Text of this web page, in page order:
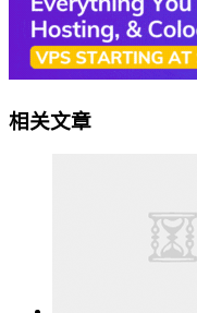
相关文章